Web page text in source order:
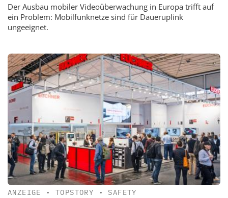
Der Ausbau mobiler Videoüberwachung in Europa trifft auf
ein Problem: Mobilfunknetze sind für Daueruplink
ungeeignet.
ANZEIGE •TOPSTORY • SAFETY